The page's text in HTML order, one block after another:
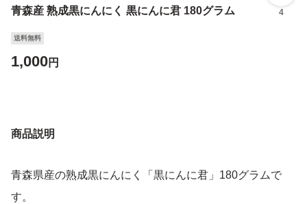
青森産 熟成黒にんにく 黒にんに君 180グラム 4
送料無料
1,000円
商品説明
青森県産の熟成黒にんにく「黒にんに君」180グラムで
す。